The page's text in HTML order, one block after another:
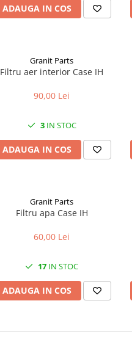
ADAUGA IN COS
Granit Parts
Filtru aer interior Case IH
90,00 Lei
3IN STOC
ADAUGA IN COS
Granit Parts
Filtru apa Case IH
60,00 Lei
17 IN STOC
ADAUGA IN COS